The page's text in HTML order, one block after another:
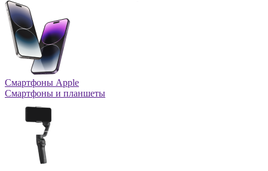
Смартфоны Apple
Смартфоны и планшеты